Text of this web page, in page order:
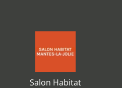
Salon Habitat